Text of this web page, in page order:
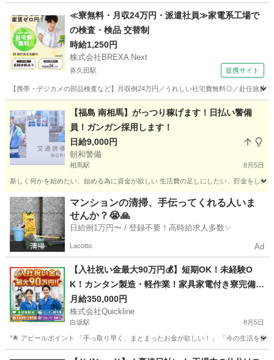
工場 給料日
≪寮無料・月収24万円・派遣社員≫家電系工場で
の検査・検品 交替制
時給1,250円
株式会社BREXA Next
喜久田駅 提携サイト
【携帯・デジカメの部品検査など】月収例24万円／うれしい社宅費無料◎／赴任旅
喜久田駅 その他
【福島 南相馬】がっつり稼げます！日払い警備
員！ガンガン採用します！
日給9,000円
朝和警備
相馬駅 8月5日
新しく何かを始めたい、始める為に資金が欲しい 生活費の足しにしたい、貯金をし
福島 相馬市 相馬駅 軽作業 水道
マンションの清掃、手伝ってくれる人いま
せんか？😭🙏
日給例1万円〜 / 登録不要！高時給求人多数✨
Lacotto Ad
【入社祝い金最大90万円💰】短期OK！未経験O
K！カンタン製造・軽作業！家具家電付き寮完備
🏠
月給350,000円
株式会社Quickline
白坂駅 8月5日
"🌟 アピールポイント 「手っ取り早く、まとまったお金が欲しい！」 「今の生活を抜
白坂駅 工場 時給